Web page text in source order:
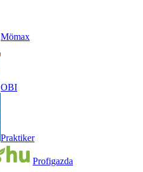
Mömax
OBI
Praktiker
Profigazda